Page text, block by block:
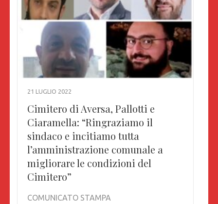
21 LUGLIO 2022
Cimitero di Aversa, Pallotti e
Ciaramella: “Ringraziamo il
sindaco e incitiamo tutta
l’amministrazione comunale a
migliorare le condizioni del
Cimitero”
COMUNICATO STAMPA